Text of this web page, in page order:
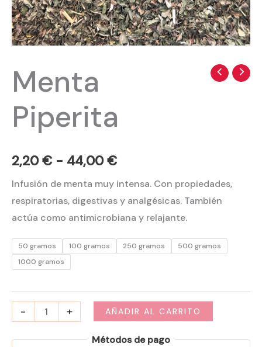
Menta
Piperita
2,20€ - 44,00€
precios:
hasta
44,00 €
Infusión de menta muy intensa. Con propiedades,
respiratorias, digestivas y analgésicas. También
actúa como antimicrobiana y relajante.
50 gramos 100 gramos 250 gramos
500 gramos
1000 gramos
-
Menta
Piperita
cantidad
+ AÑADIR AL CARRITO
Métodos de pago